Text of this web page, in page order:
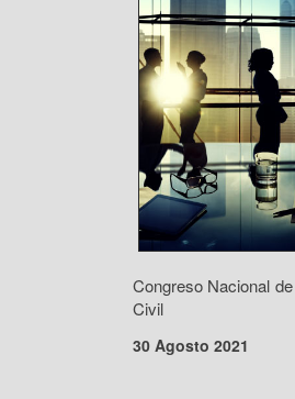
Congreso Nacional
Civil
30 Agosto 2021